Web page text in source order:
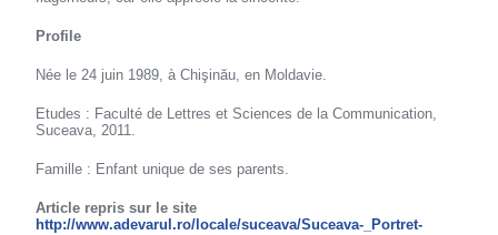
Profile
Née le 24 juin 1989, à Chişinău, en Moldavie.
Etudes : Faculté de Lettres et Sciences de la Communication,
Suceava, 2011.
Famille : Enfant unique de ses parents.
Article repris sur le site
http://www.adevarul.ro/locale/suceava/Suceava-_Portret-